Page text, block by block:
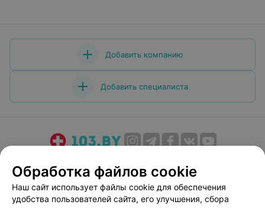
Добавить компанию
Добавить специалиста
Медицинский маркетинг
Публичный договор
Пользовательское соглашение
Способы оплаты
Обработка файлов cookie
Наш сайт использует файлы cookie для обеспечения
удобства пользователей сайта, его улучшения, сбора